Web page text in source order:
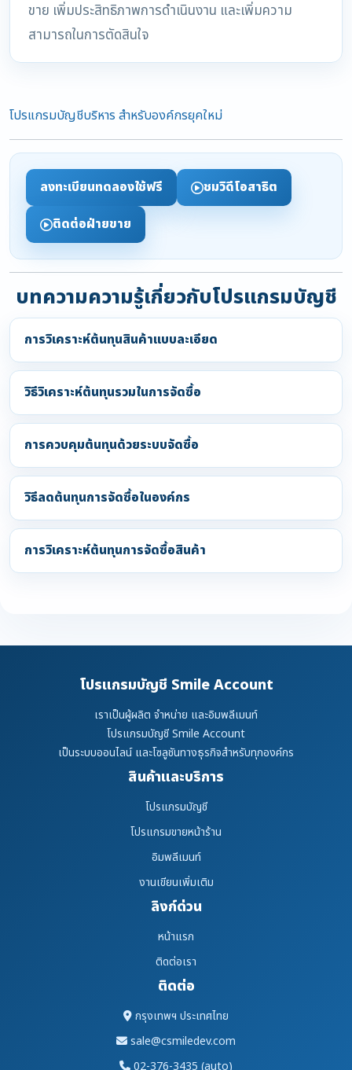
ขาย เพิ่มประสิทธิภาพการดำเนินงาน และเพิ่มความ
สามารถในการตัดสินใจ
โปรแกรมบัญชีบริหาร สำหรับองค์กรยุคใหม่
ลงทะเบียนทดลองใช้ฟรี
ชมวิดีโอสาธิต
ติดต่อฝ่ายขาย
บทความความรู้เกี่ยวกับโปรแกรมบัญชี
การวิเคราะห์ต้นทุนสินค้าแบบละเอียด
วิธีวิเคราะห์ต้นทุนรวมในการจัดซื้อ
การควบคุมต้นทุนด้วยระบบจัดซื้อ
วิธีลดต้นทุนการจัดซื้อในองค์กร
การวิเคราะห์ต้นทุนการจัดซื้อสินค้า
โปรแกรมบัญชี Smile Account
เราเป็นผู้ผลิต จำหน่าย และอิมพลีเมนท์
โปรแกรมบัญชี Smile Account
เป็นระบบออนไลน์ และโซลูชันทางธุรกิจสำหรับทุกองค์กร
สินค้าและบริการ
โปรแกรมบัญชี
โปรแกรมขายหน้าร้าน
อิมพลีเมนท์
งานเขียนเพิ่มเติม
ลิงก์ด่วน
หน้าแรก
ติดต่อเรา
ติดต่อ
กรุงเทพฯ ประเทศไทย
sale@csmiledev.com
02-376-3435 (auto)